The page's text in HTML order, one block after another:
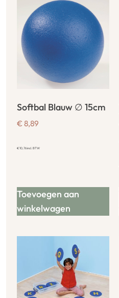
Softbal Blauw ∅ 15cm
€ 8,89
€10,76incl. BTW
Toevoegen aan
winkelwagen